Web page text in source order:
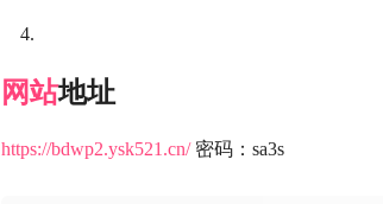
网站地址
https://bdwp2.ysk521.cn/密码：sa3s